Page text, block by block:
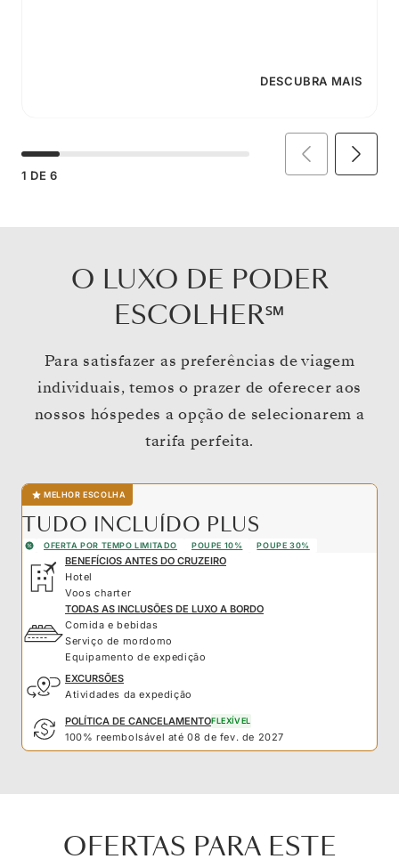
DESCUBRA MAIS
1 DE 6
O LUXO DE PODER
ESCOLHER℠
Para satisfazer as preferências de viagem
individuais, temos o prazer de oferecer aos
nossos hóspedes a opção de selecionarem a
tarifa perfeita.
MELHOR ESCOLHA
TUDO INCLUÍDO PLUS
OFERTA POR TEMPO LIMITADO POUPE 10% POUPE 30%
BENEFÍCIOS ANTES DO CRUZEIRO
Hotel
Voos charter
TODAS AS INCLUSÕES DE LUXO A BORDO
Comida e bebidas
Serviço de mordomo
Equipamento de expedição
EXCURSÕES
Atividades da expedição
POLÍTICA DE CANCELAMENTOFLEXÍVEL
100% reembolsável até 08 de fev. de 2027
OFERTAS PARA ESTE